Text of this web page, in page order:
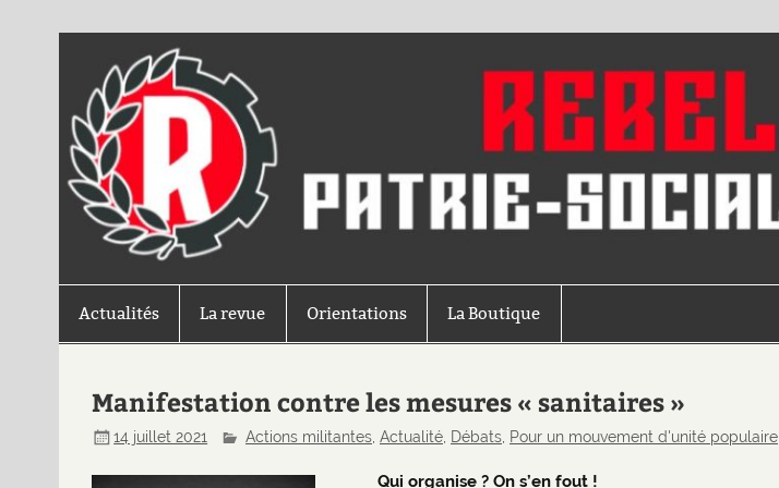
Actualités La revue Orientations La Boutique
Manifestation contre les mesures « sanitaires »
14 juillet 2021 Actions militantes, Actualité, Débats, Pour un mouvement d'unité populaire
Qui organise ? On s’en fout !